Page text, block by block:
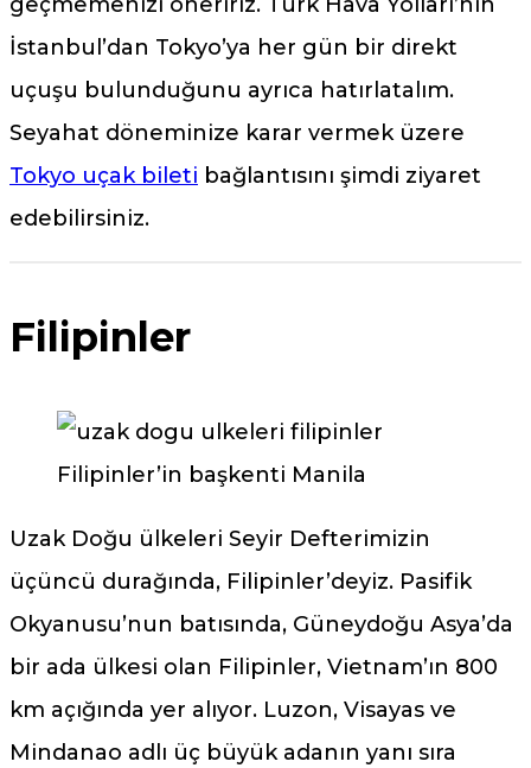
İstanbul’dan Tokyo’ya her gün bir direkt
uçuşu bulunduğunu ayrıca hatırlatalım.
Seyahat döneminize karar vermek üzere
Tokyo uçak bileti bağlantısını şimdi ziyaret
edebilirsiniz.
Filipinler
Filipinler’in başkenti Manila
Uzak Doğu ülkeleri Seyir Defterimizin
üçüncü durağında, Filipinler’deyiz. Pasifik
Okyanusu’nun batısında, Güneydoğu Asya’da
bir ada ülkesi olan Filipinler, Vietnam’ın 800
km açığında yer alıyor. Luzon, Visayas ve
Mindanao adlı üç büyük adanın yanı sıra